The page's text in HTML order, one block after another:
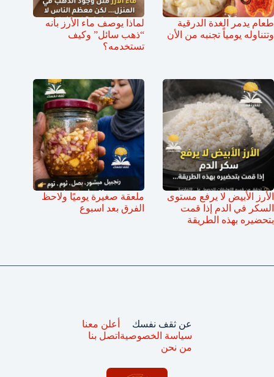
طعام يدمر الغدة الدرقية
وتتناوله يومياً تجنبه من الأن
لماذا يوصف ماء الأرز بأنه
“ذهب سائل” وكيف
تستخدمه؟
الأرز الأبيض لا يرفع مستوى
السكر في الدم إذا قمت
بتحضيره بهذه الطريقة
ملعقة صغيرة يوميًا ولاحظ
الفرق بعد اسبوع
عن ثقف نفسك
سياسة الخصوصية
من نحن
أعلن معنا
اتصل بنا